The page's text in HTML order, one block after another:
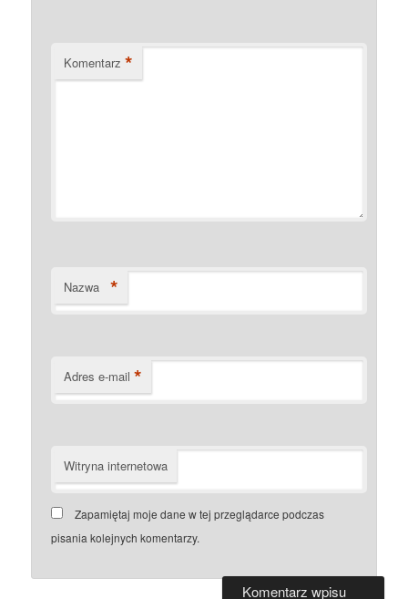
Komentarz *
Nazwa *
Adres e-mail *
Witryna internetowa
Zapamiętaj moje dane w tej przeglądarce podczas
pisania kolejnych komentarzy.